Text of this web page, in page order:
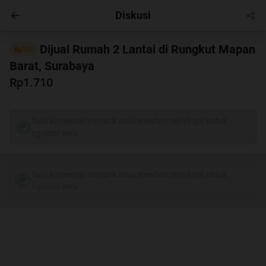
Masuk
Diskusi
Sell
Dijual Rumah 2 Lantai di Rungkut Mapan
Barat, Surabaya
Rp1.710